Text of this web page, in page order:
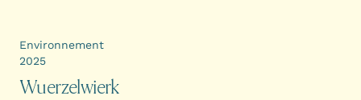
Wuerzelwierk
Environnement
2025